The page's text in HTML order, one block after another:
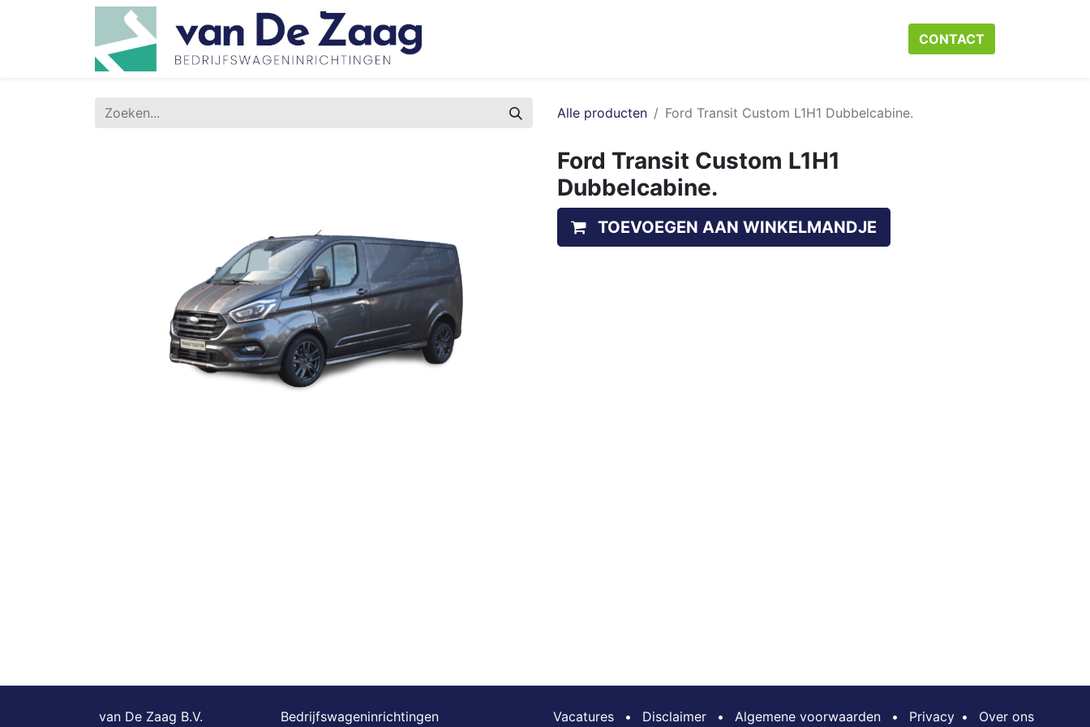
Neem contact op met ons Webshop
CONTACT​​​​
Alle producten Ford Transit Custom L1H1 Dubbelcabine.
Ford Transit Custom L1H1
Dubbelcabine.
TOEVOEGEN AAN WINKELMANDJE
Bedrijfswageninrichtingen
van De Zaag B.V. Vacatures • Disclaimer • Algemene voorwaarden • Privacy • Over ons